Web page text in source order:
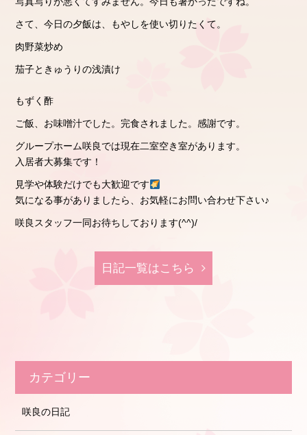
さて、今日の夕飯は、もやしを使い切りたくて。
肉野菜炒め
茄子ときゅうりの浅漬け
もずく酢
ご飯、お味噌汁でした。完食されました。感謝です。
グループホーム咲良では現在二室空き室があります。
入居者大募集です！
見学や体験だけでも大歓迎です
気になる事がありましたら、お気軽にお問い合わせ下さい♪
咲良スタッフ一同お待ちしております(^^)/
日記⼀覧はこちら
カテゴリー
咲良の日記